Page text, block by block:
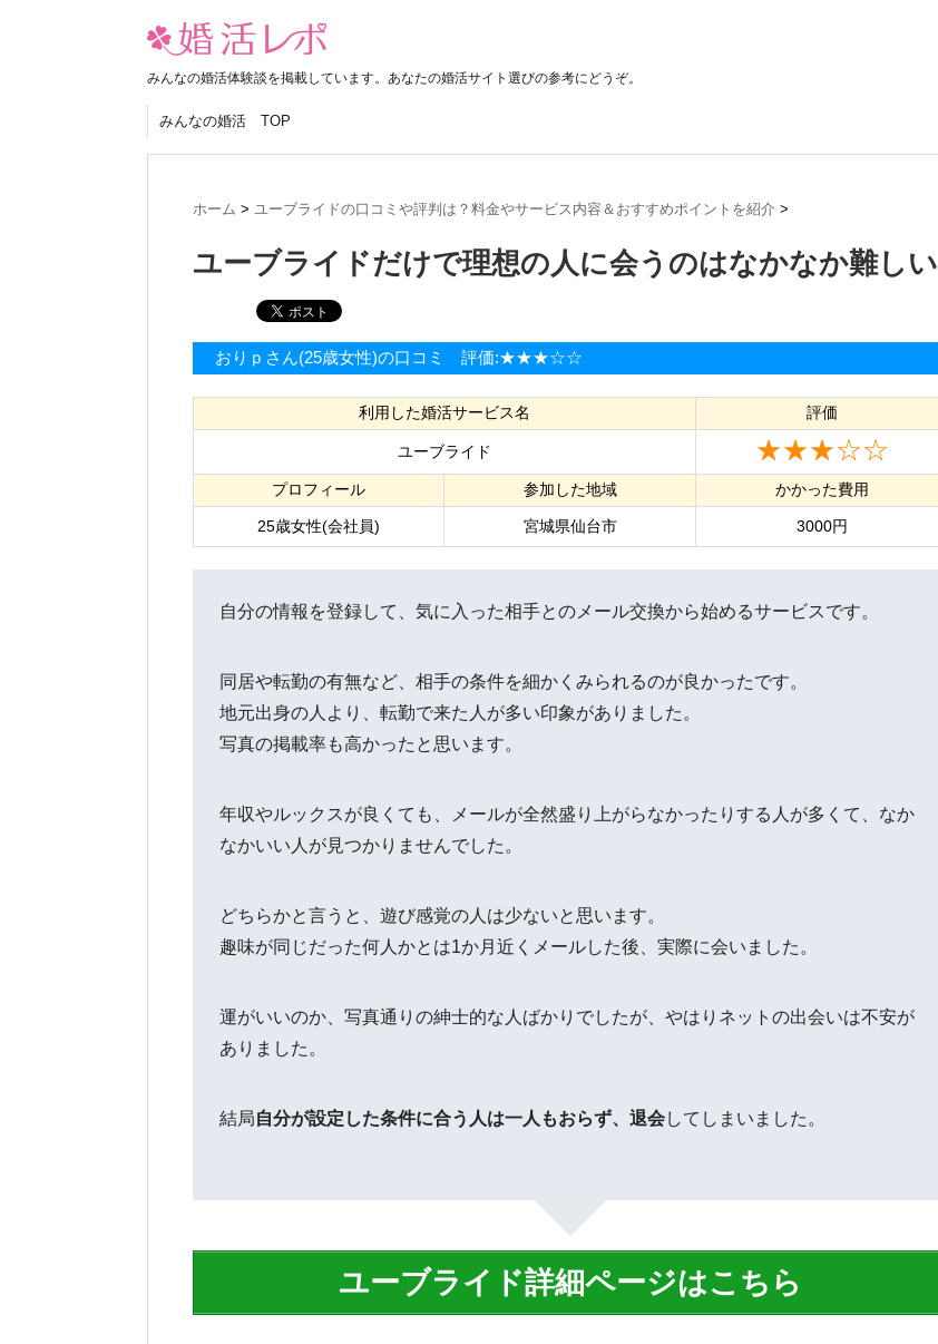
みんなの婚活体験談を掲載しています。あなたの婚活サイト選びの参考にどうぞ。
みんなの婚活 TOP
ホーム > ユーブライドの口コミや評判は？料金やサービス内容＆おすすめポイントを紹介 >
ユーブライドだけで理想の人に会うのはなかなか難しい
おりｐさん(25歳女性)の口コミ 評価:★★★☆☆
利用した婚活サービス名 評価
ユーブライド ★★★☆☆
プロフィール 参加した地域 かかった費用
25歳女性(会社員) 宮城県仙台市 3000円
自分の情報を登録して、気に入った相手とのメール交換から始めるサービスです。
同居や転勤の有無など、相手の条件を細かくみられるのが良かったです。
地元出身の人より、転勤で来た人が多い印象がありました。
写真の掲載率も高かったと思います。
年収やルックスが良くても、メールが全然盛り上がらなかったりする人が多くて、なか
なかいい人が見つかりませんでした。
どちらかと言うと、遊び感覚の人は少ないと思います。
趣味が同じだった何人かとは1か月近くメールした後、実際に会いました。
運がいいのか、写真通りの紳士的な人ばかりでしたが、やはりネットの出会いは不安が
ありました。
結局自分が設定した条件に合う人は一人もおらず、退会してしまいました。
ユーブライド詳細ページはこちら